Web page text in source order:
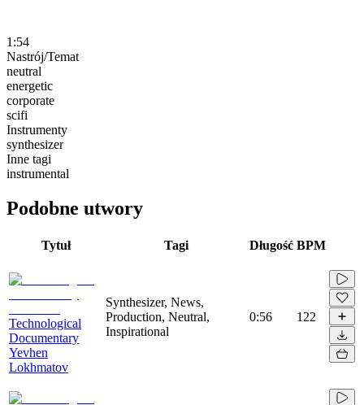
1:54
Nastrój/Temat
neutral
energetic
corporate
scifi
Instrumenty
synthesizer
Inne tagi
instrumental
Podobne utwory
Tytuł Tagi Długość BPM
Technological
Documentary
Yevhen
Lokhmatov
Synthesizer, News,
Production, Neutral,
Inspirational
0:56 122